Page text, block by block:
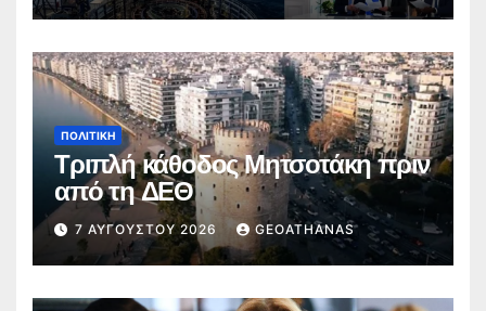
ΠΟΛΙΤΙΚΉ
Τριπλή κάθοδος Μητσοτάκη πριν
από τη ΔΕΘ
7 ΑΥΓΟΎΣΤΟΥ 2026 GEOATHANAS